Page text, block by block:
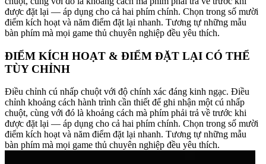
được đặt lại — áp dụng cho cả hai phím chính. Chọn trong số mười
điểm kích hoạt và năm điểm đặt lại nhanh. Tương tự những mẫu
bàn phím mà mọi game thủ chuyên nghiệp đều yêu thích.
ĐIỂM KÍCH HOẠT & ĐIỂM ĐẶT LẠI CÓ THỂ
TÙY CHỈNH
Điều chỉnh cú nhấp chuột với độ chính xác đáng kinh ngạc. Điều
chỉnh khoảng cách hành trình cần thiết để ghi nhận một cú nhấp
chuột, cùng với đó là khoảng cách mà phím phải trả về trước khi
được đặt lại — áp dụng cho cả hai phím chính. Chọn trong số mười
điểm kích hoạt và năm điểm đặt lại nhanh. Tương tự những mẫu
bàn phím mà mọi game thủ chuyên nghiệp đều yêu thích.